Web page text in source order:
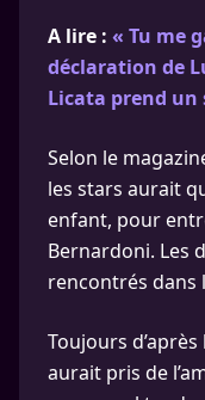
A lire : « Tu me
déclaration de
Licata prend un
Selon le
les stars aurait
enfant, pour
Bernardoni. Les
rencontrés dans
Toujours
aurait pris de